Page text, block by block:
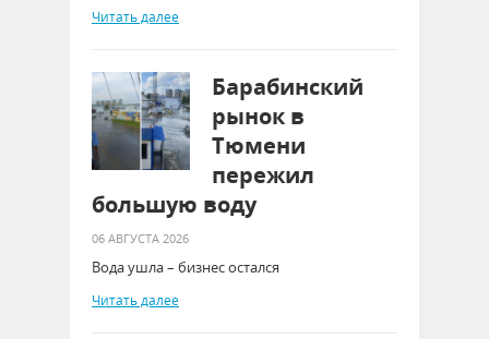
Читать далее
Барабинский
рынок в
Тюмени
пережил
большую воду
06 АВГУСТА 2026
Вода ушла – бизнес остался
Читать далее